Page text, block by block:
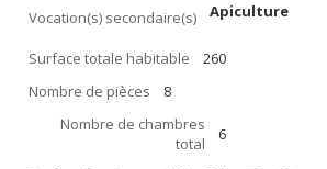
Vocation(s) secondaire(s) Apiculture
Surface totale habitable
260
Nombre de pièces
8
Nombre de chambres
total
6